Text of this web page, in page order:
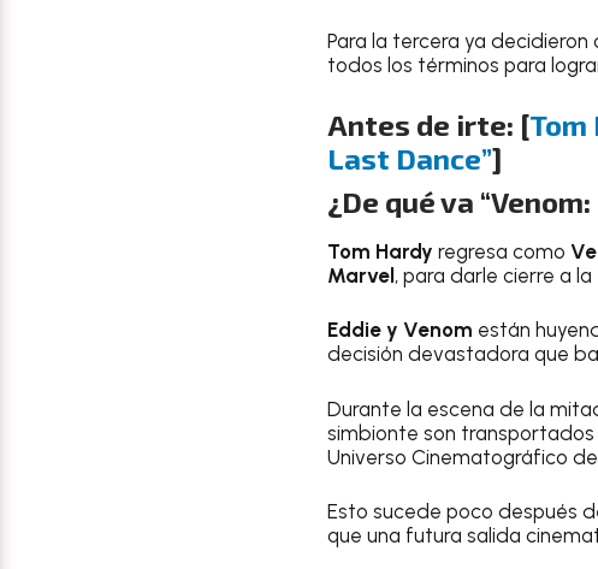
Para la tercera ya decidieron
todos los términos para
Antes de irte: [Tom
Last Dance”]
¿De qué va
Tom Hardy regresa como
Marvel, para darle cierre a la
Eddie y Venom están
decisión devastadora que
Durante la escena de la
simbionte son
Universo Cinematográfico de
Esto sucede poco después
que una futura salida